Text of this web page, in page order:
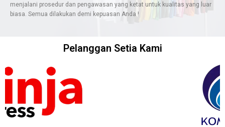
menjalani prosedur dan pengawasan yang ketat untuk kualitas yang luar
biasa. Semua dilakukan demi kepuasan Anda !
Pelanggan Setia Kami